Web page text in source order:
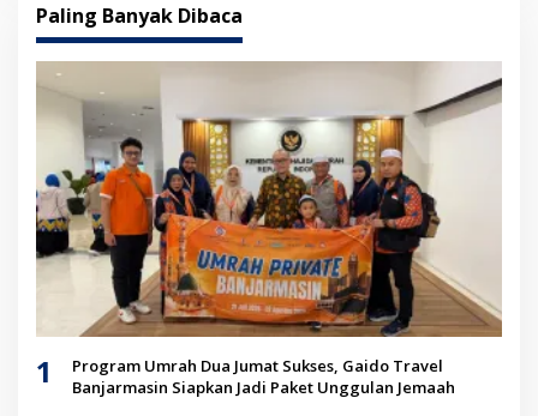
Paling Banyak Dibaca
1
Program Umrah Dua Jumat Sukses, Gaido Travel
Banjarmasin Siapkan Jadi Paket Unggulan Jemaah